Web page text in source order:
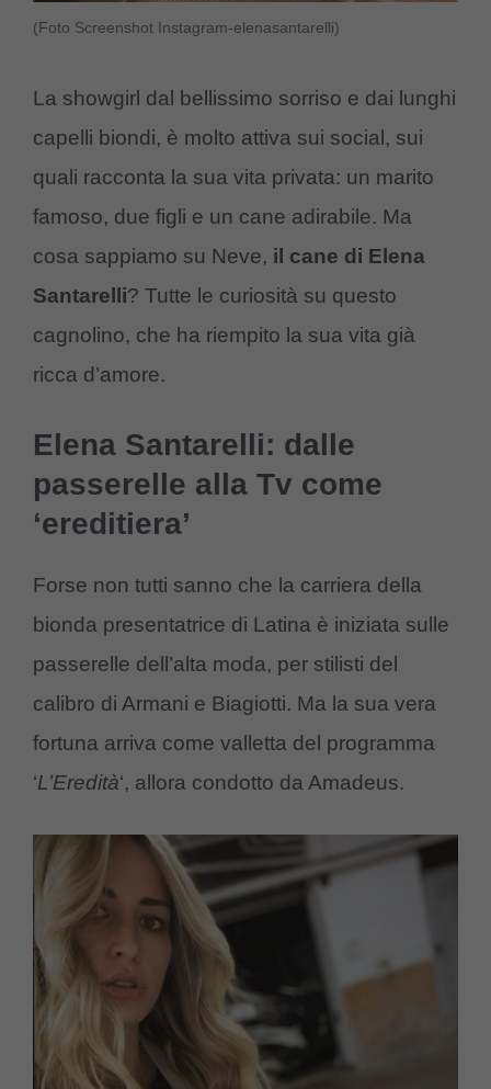
(Foto Screenshot Instagram-elenasantarelli)
La showgirl dal bellissimo sorriso e dai lunghi
capelli biondi, è molto attiva sui social, sui
quali racconta la sua vita privata: un marito
famoso, due figli e un cane adirabile. Ma
cosa sappiamo su Neve, il cane di Elena
Santarelli? Tutte le curiosità su questo
cagnolino, che ha riempito la sua vita già
ricca d’amore.
Elena Santarelli: dalle
passerelle alla Tv come
‘ereditiera’
Forse non tutti sanno che la carriera della
bionda presentatrice di Latina è iniziata sulle
passerelle dell’alta moda, per stilisti del
calibro di Armani e Biagiotti. Ma la sua vera
fortuna arriva come valletta del programma
‘L’Eredità‘, allora condotto da Amadeus.